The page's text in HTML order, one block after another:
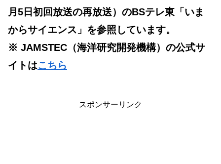
月5日初回放送の再放送）のBSテレ東「いま
からサイエンス」を参照しています。
※ JAMSTEC（海洋研究開発機構）の公式サ
イトはこちら
スポンサーリンク